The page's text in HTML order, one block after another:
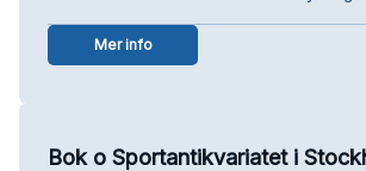
Mer info
Bok o Sportantikvariatet i